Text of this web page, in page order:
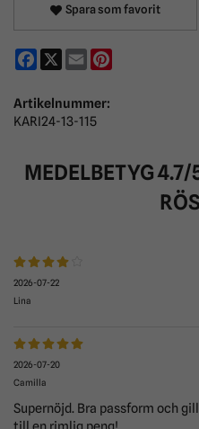
Spara som favorit
Facebook
X Email
Artikelnummer:
KARI24-13-115
MEDELBETYG4.7/
2026-07-22
Lina
2026-07-20
Camilla
Supernöjd. Bra passform och